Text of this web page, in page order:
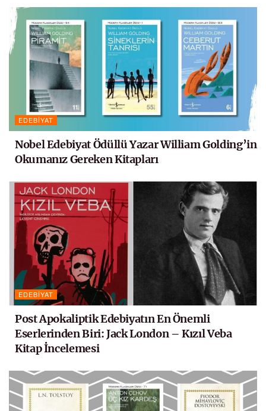
EDEBIYAT
Nobel Edebiyat Ödüllü Yazar William Golding’in
Okumanız Gereken Kitapları
EDEBIYAT
Post Apokaliptik Edebiyatın En Önemli
Eserlerinden Biri: Jack London – Kızıl Veba
Kitap İncelemesi